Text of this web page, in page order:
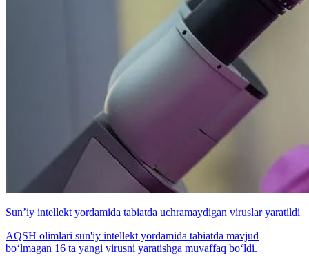
Sun’iy intellekt yordamida tabiatda uchramaydigan viruslar yaratildi
AQSH olimlari sun'iy intellekt yordamida tabiatda mavjud
bo‘lmagan 16 ta yangi virusni yaratishga muvaffaq bo‘ldi.